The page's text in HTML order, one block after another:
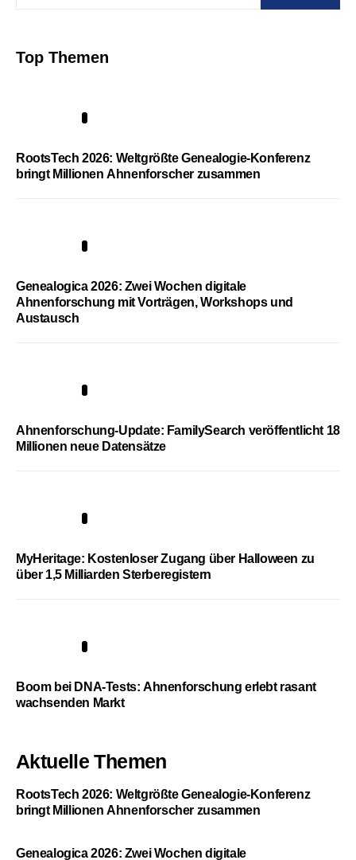
Top Themen
RootsTech 2026: Weltgrößte Genealogie-Konferenz
bringt Millionen Ahnenforscher zusammen
Genealogica 2026: Zwei Wochen digitale
Ahnenforschung mit Vorträgen, Workshops und
Austausch
Ahnenforschung-Update: FamilySearch veröffentlicht 18
Millionen neue Datensätze
MyHeritage: Kostenloser Zugang über Halloween zu
über 1,5 Milliarden Sterberegistern
Boom bei DNA-Tests: Ahnenforschung erlebt rasant
wachsenden Markt
Aktuelle Themen
RootsTech 2026: Weltgrößte Genealogie-Konferenz
bringt Millionen Ahnenforscher zusammen
Genealogica 2026: Zwei Wochen digitale